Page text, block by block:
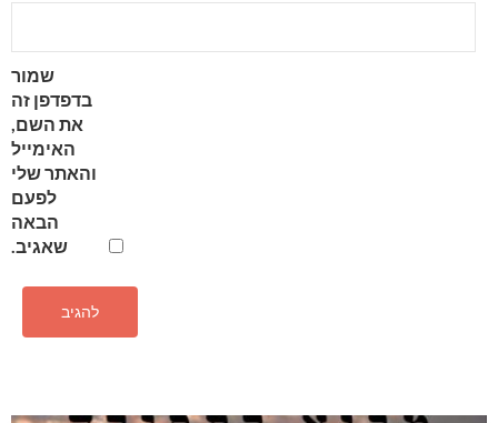
שמור
בדפדפן זה
את השם,
האימייל
והאתר שלי
לפעם
הבאה
שאגיב.